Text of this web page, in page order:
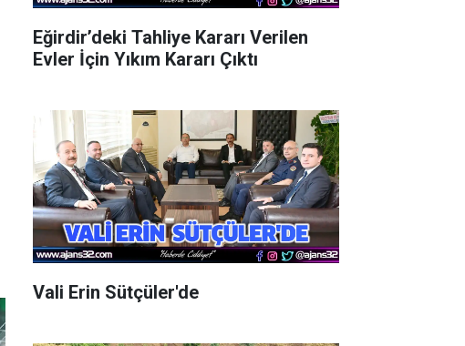
Eğirdir’deki Tahliye Kararı Verilen
Evler İçin Yıkım Kararı Çıktı
Vali Erin Sütçüler'de